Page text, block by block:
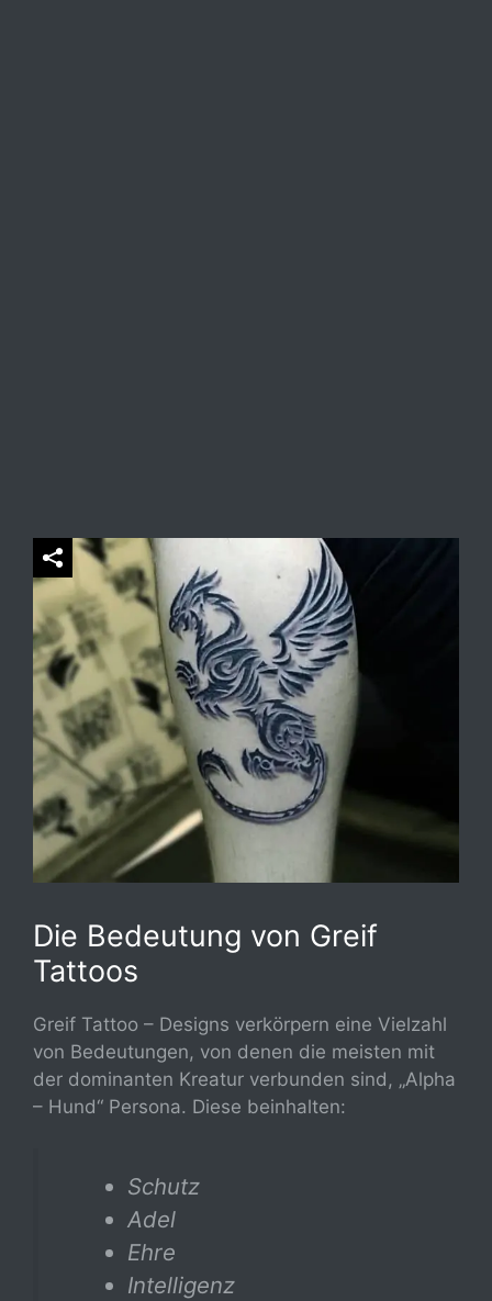
Die Bedeutung von Greif
Tattoos
Greif Tattoo – Designs verkörpern eine Vielzahl
von Bedeutungen, von denen die meisten mit
der dominanten Kreatur verbunden sind, „Alpha
– Hund“ Persona. Diese beinhalten:
Schutz
Adel
Ehre
Intelligenz